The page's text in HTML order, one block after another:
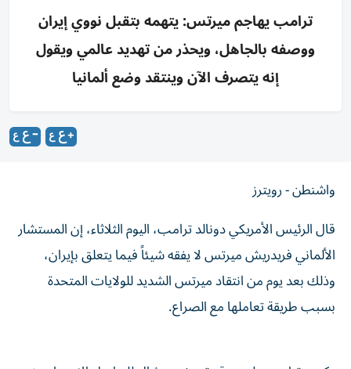
ترامب يهاجم ميرتس: يتهمه بتقبل نووي إيران
ووصفه بالجاهل، ويحذر من تهديد عالمي ويقول
إنه يتصرف الآن وينتقد وضع ألمانيا
واشنطن - رويترز
‌قال الرئيس الأمريكي دونالد ​ترامب، ⁠اليوم ‌الثلاثاء، إن ‌المستشار
الألماني فريدريش ‌ميرتس لا يفقه شيئاً ⁠فيما يتعلق بإيران،
وذلك بعد يوم من انتقاد ميرتس الشديد ​للولايات المتحدة
‌بسبب طريقة تعاملها مع ⁠الصراع.